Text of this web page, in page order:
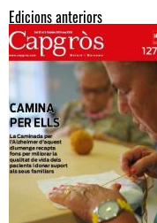
Edicions anteriors